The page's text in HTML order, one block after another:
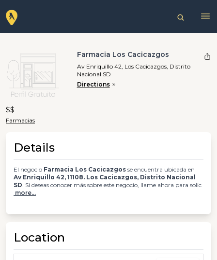
Farmacia Los Cacicazgos
Av Enriquillo 42, Los Cacicazgos, Distrito
Nacional SD
Directions
$$
Farmacias
Details
El negocio Farmacia Los Cacicazgos se encuentra ubicada en
Av Enriquillo 42, 11108. Los Cacicazgos, Distrito Nacional
SD. Si deseas conocer más sobre este negocio, llame ahora para solic
more...
Location